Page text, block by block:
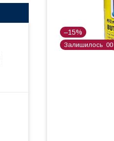
–15%
Залишилось 00